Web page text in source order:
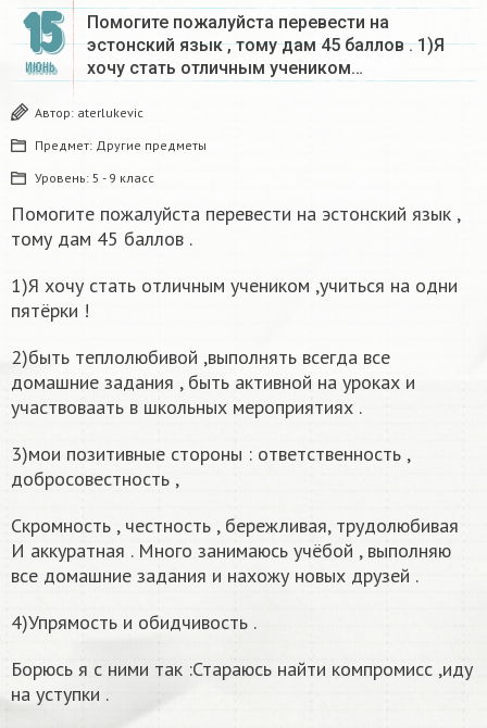
15
ИЮНЬ
Помогите пожалуйста перевести на
эстонский язык , тому дам 45 баллов . 1)Я
хочу стать отличным учеником…
Автор: aterlukevic
Предмет: Другие предметы
Уровень: 5 - 9 класс
Помогите пожалуйста перевести на эстонский язык ,
тому дам 45 баллов .
1)Я хочу стать отличным учеником ,учиться на одни
пятёрки !
2)быть теплолюбивой ,выполнять всегда все
домашние задания , быть активной на уроках и
участвоваать в школьных мероприятиях .
3)мои позитивные стороны : ответственность ,
добросовестность ,
Скромность , честность , бережливая, трудолюбивая
И аккуратная . Много занимаюсь учёбой , выполняю
все домашние задания и нахожу новых друзей .
4)Упрямость и обидчивость .
Борюсь я с ними так :Стараюсь найти компромисс ,иду
на уступки .